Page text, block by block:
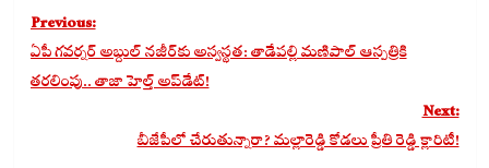
Post
navigation
Previous:
ఏపీ గవర్నర్‌ అబ్దుల్‌ నజీర్‌కు అస్వస్థత: తాడేపల్లి మణిపాల్ ఆస్పత్రికి
తరలింపు.. తాజా హెల్త్ అప్‌డేట్!
Next:
బీజేపీలో చేరుతున్నారా? మల్లారెడ్డి కోడలు ప్రీతి రెడ్డి క్లారిటీ!